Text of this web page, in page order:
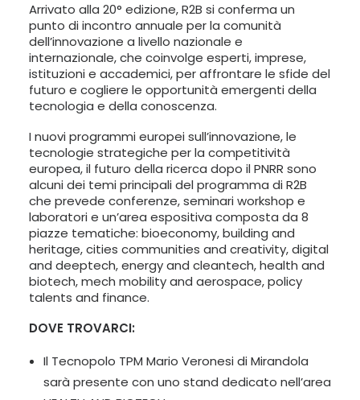
Arrivato alla 20° edizione, R2B si conferma un
punto di incontro annuale per la comunità
dell’innovazione a livello nazionale e
internazionale, che coinvolge esperti, imprese,
istituzioni e accademici, per affrontare le sfide del
futuro e cogliere le opportunità emergenti della
tecnologia e della conoscenza.
I nuovi programmi europei sull’innovazione, le
tecnologie strategiche per la competitività
europea, il futuro della ricerca dopo il PNRR sono
alcuni dei temi principali del programma di R2B
che prevede conferenze, seminari workshop e
laboratori e un’area espositiva composta da 8
piazze tematiche: bioeconomy, building and
heritage, cities communities and creativity, digital
and deeptech, energy and cleantech, health and
biotech, mech mobility and aerospace, policy
talents and finance.
DOVE TROVARCI:
Il Tecnopolo TPM Mario Veronesi di Mirandola
sarà presente con uno stand dedicato nell’area